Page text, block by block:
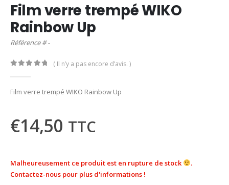
Film verre trempé WIKO
Rainbow Up
Référence # -
( Il n’y a pas encore d’avis. )
Film verre trempé WIKO Rainbow Up
€14,50 TTC
Malheureusement ce produit est en rupture de stock
.
Contactez-nous pour plus d'informations !